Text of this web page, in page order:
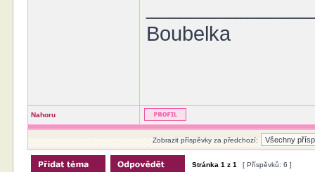
Boubelka
Nahoru
Zobrazit příspěvky za předchozí:
Stránka1 z1 [ Příspěvků: 6 ]